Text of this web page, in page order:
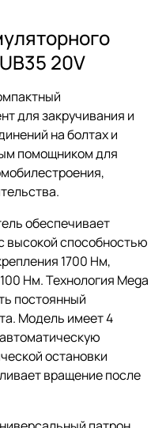
20V
для закручивания и
на болтах и
помощником для
обеспечивает
высокой способностью
1700 Нм,
Нм. Технология Mega
постоянный
Модель имеет 4
остановки
вращение после